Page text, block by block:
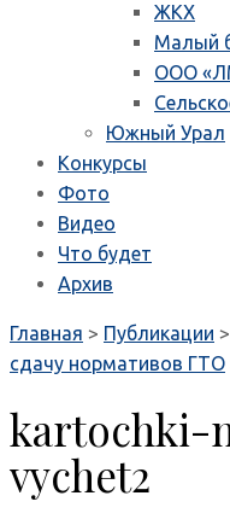
ЖКХ
Малый
ООО
Южный Урал
Конкурсы
Фото
Видео
Что будет
Архив
Главная > Публикации >
сдачу нормативов ГТО
kartochki-
vychet2